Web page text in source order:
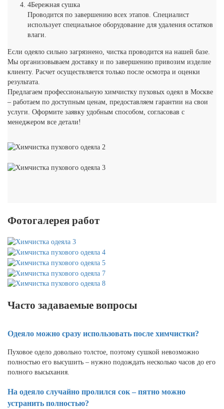
4Бережная сушка
Проводится по завершению всех этапов. Специалист
использует специальное оборудование для удаления остатков
влаги.
Если одеяло сильно загрязнено, чистка проводится на нашей базе.
Мы организовываем доставку и по завершению привозим изделие
клиенту. Расчет осуществляется только после осмотра и оценки
результата.
Предлагаем профессиональную химчистку пуховых одеял в Москве
– работаем по доступным ценам, предоставляем гарантии на свои
услуги. Оформите заявку удобным способом, согласовав с
менеджером все детали!
Фотогалерея работ
Часто задаваемые вопросы
Одеяло можно сразу использовать после химчистки?
Пуховое одело довольно толстое, поэтому сушкой невозможно
полностью его высушить – нужно подождать несколько часов до его
полного высыхания.
На одеяло случайно пролился сок – пятно можно
устранить полностью?